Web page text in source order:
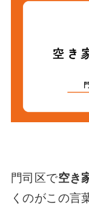
門司区で空き
くのがこの言